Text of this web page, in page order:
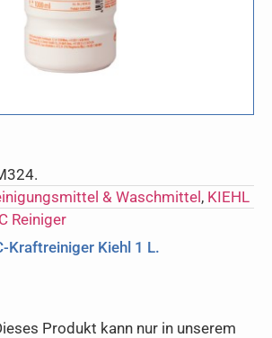
& Waschmittel, KIEHL
Reiniger
Kraftreiniger Kiehl 1 L.
Produkt kann nur in unserem